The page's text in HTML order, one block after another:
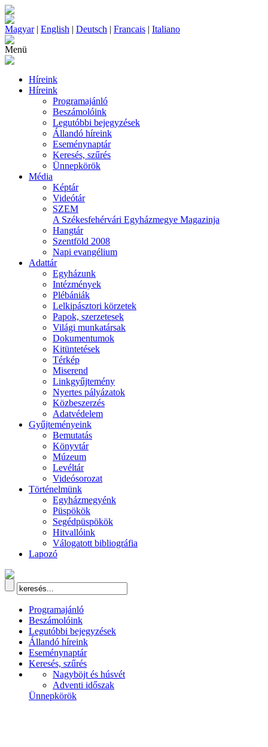
Magyar| English | Deutsch | Francais | Italiano
Menü
Híreink
Híreink
Programajánló
Beszámolóink
Legutóbbi bejegyzések
Állandó híreink
Eseménynaptár
Keresés, szűrés
Ünnepkörök
Média
Képtár
Videótár
SZEM
A Székesfehérvári Egyházmegye Magazinja
Hangtár
Szentföld 2008
Napi evangélium
Adattár
Egyházunk
Intézmények
Plébániák
Lelkipásztori körzetek
Papok, szerzetesek
Világi munkatársak
Dokumentumok
Kitüntetések
Térkép
Miserend
Linkgyűjtemény
Nyertes pályázatok
Közbeszerzés
Adatvédelem
Gyűjteményeink
Bemutatás
Könyvtár
Múzeum
Levéltár
Videósorozat
Történelmünk
Egyházmegyénk
Püspökök
Segédpüspökök
Hitvallóink
Válogatott bibliográfia
Lapozó
Programajánló
Beszámolóink
Legutóbbi bejegyzések
Állandó híreink
Eseménynaptár
Keresés, szűrés
Nagyböjt és húsvét
Adventi időszak
Ünnepkörök